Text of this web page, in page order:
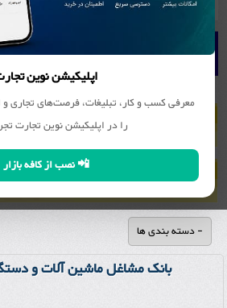
اپلیکیشن نوین
معرفی کسب و کار، تبلیغات، فرصت‌های تجاری و
را در اپلیکیشن نوین تجارت
📲 نصب از کافه بازار
- دسته بندی ها
بانک مشاغل ماشین آلات و